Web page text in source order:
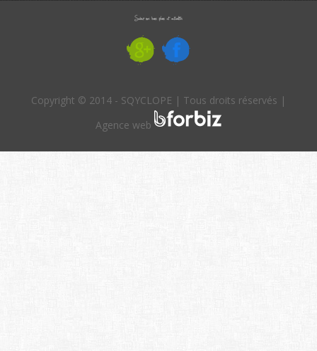
Copyright © 2014 - SQYCLOPE | Tous droits réservés |
Agence web